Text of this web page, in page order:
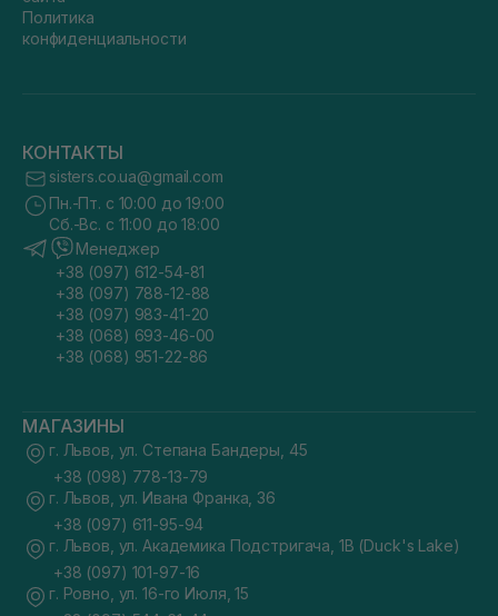
Политика
конфиденциальности
КОНТАКТЫ
sisters.co.ua@gmail.com
Пн.-Пт. с 10:00 до 19:00
Сб.-Вс. с 11:00 до 18:00
Менеджер
+38 (097) 612-54-81
+38 (097) 788-12-88
+38 (097) 983-41-20
+38 (068) 693-46-00
+38 (068) 951-22-86
МАГАЗИНЫ
г. Львов, ул. Степана Бандеры, 45
+38 (098) 778-13-79
г. Львов, ул. Ивана Франка, 36
+38 (097) 611-95-94
г. Львов, ул. Академика Подстригача, 1В (Duck's Lake)
+38 (097) 101-97-16
г. Ровно, ул. 16-го Июля, 15